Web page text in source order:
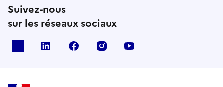
Suivez-nous
sur les réseaux sociaux
linkedin facebook instagram